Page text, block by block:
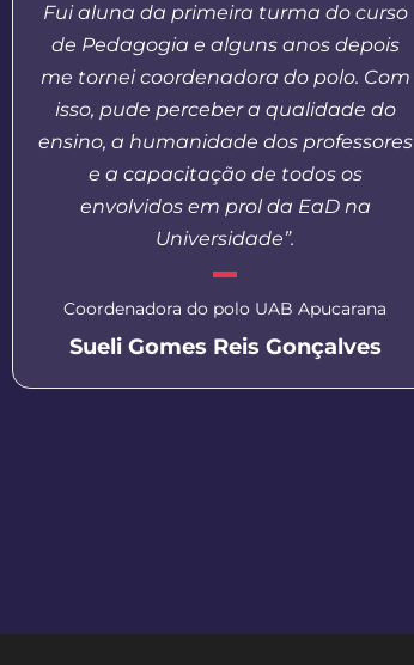
Fui aluna da primeira turma do curso
de Pedagogia e alguns anos depois
me tornei coordenadora do polo. Com
isso, pude perceber a qualidade do
ensino, a humanidade dos professores
e a capacitação de todos os
envolvidos em prol da EaD na
Universidade”.
Coordenadora do polo UAB Apucarana
Sueli Gomes Reis Gonçalves